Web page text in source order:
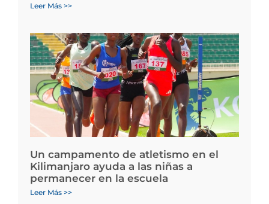
Leer Más >>
Un campamento de atletismo en el
Kilimanjaro ayuda a las niñas a
permanecer en la escuela
Leer Más >>